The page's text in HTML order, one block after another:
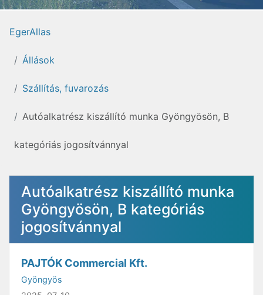
EgerAllas
Állások
Szállítás, fuvarozás
Autóalkatrész kiszállító munka Gyöngyösön, B
kategóriás jogosítvánnyal
Autóalkatrész kiszállító munka
Gyöngyösön, B kategóriás
jogosítvánnyal
PAJTÓK Commercial Kft.
Gyöngyös